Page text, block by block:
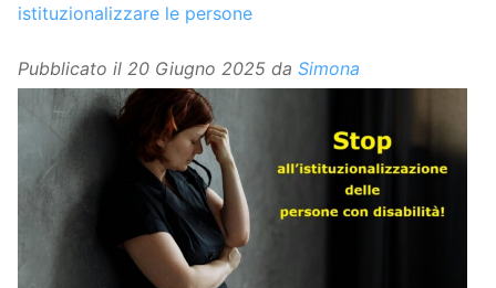
istituzionalizzare le persone
Pubblicato il 20 Giugno 2025 da Simona